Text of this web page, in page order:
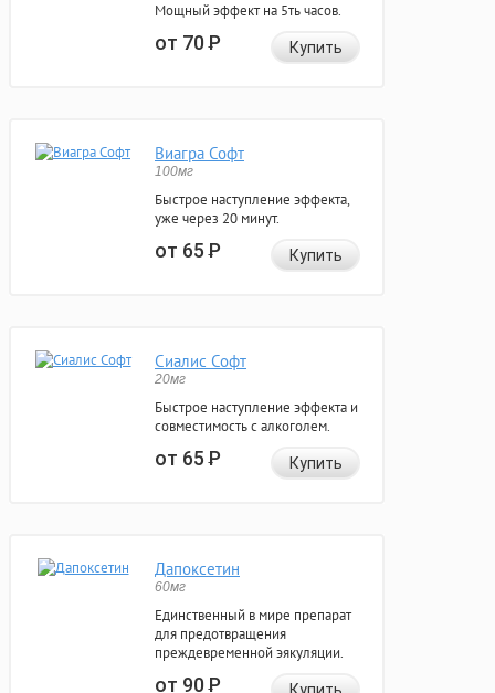
Мощный эффект на 5ть часов.
от 70Р Купить
Виагра Софт
100мг
Быстрое наступление эффекта,
уже через 20 минут.
от 65Р Купить
Сиалис Софт
20мг
Быстрое наступление эффекта и
совместимость с алкоголем.
от 65Р Купить
Дапоксетин
60мг
Единственный в мире препарат
для предотвращения
преждевременной эякуляции.
от 90Р